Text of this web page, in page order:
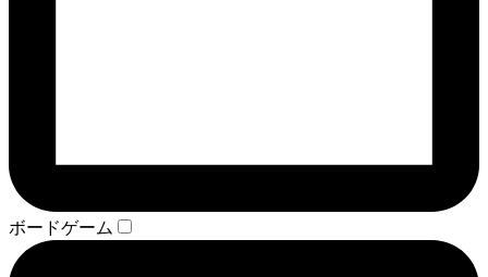
ボードゲーム